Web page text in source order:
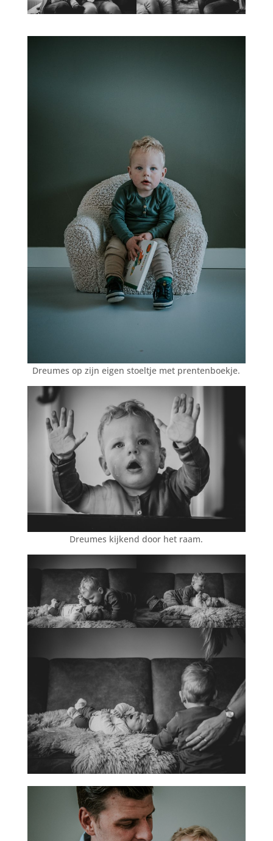
Dreumes op zijn eigen stoeltje met prentenboekje.
Dreumes kijkend door het raam.